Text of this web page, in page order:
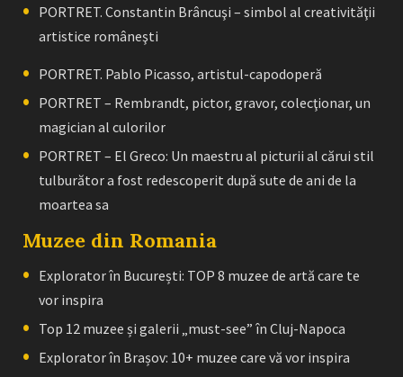
PORTRET. Constantin Brâncuşi – simbol al creativităţii
artistice româneşti
PORTRET. Pablo Picasso, artistul-capodoperă
PORTRET – Rembrandt, pictor, gravor, colecţionar, un
magician al culorilor
PORTRET – El Greco: Un maestru al picturii al cărui stil
tulburător a fost redescoperit după sute de ani de la
moartea sa
Muzee din Romania
Explorator în București: TOP 8 muzee de artă care te
vor inspira
Top 12 muzee și galerii „must-see” în Cluj-Napoca
Explorator în Brașov: 10+ muzee care vă vor inspira